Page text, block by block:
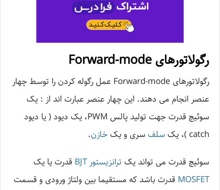
رگولاتورهای Forward-mode
رگولاتورهای Forward-mode عمل رگوله کردن را توسط چهار
عنصر انجام می دهند. این چهار عنصر عبارت اند از : یک
سوئیچ قدرت جهت تولید پالس PWM، یک دیود ( یا دیود
catch )، یک
سلف سری و یکخازن.
سوئیچ قدرت می تواند یک ترانزیستور BJT
قدرت یا یک
MOSFET قدرت باشد که مستقیما بین ولتاژ ورودی و قسمت